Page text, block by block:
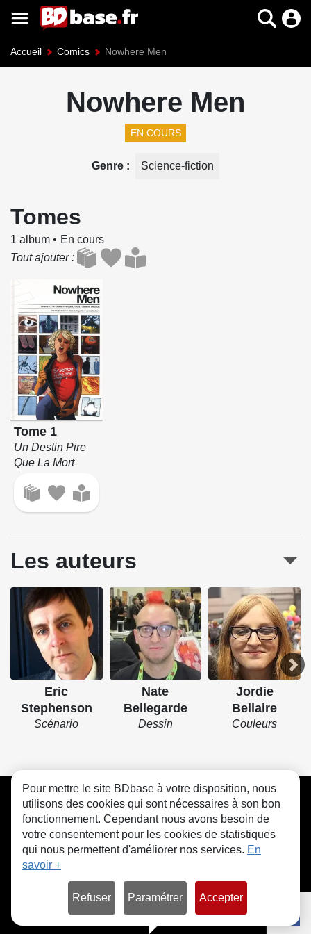
Accueil Comics Nowhere Men
Nowhere Men
EN COURS
Genre Science-fiction
Tomes
1 album
En cours
Tout ajouter
Tome 1
Un Destin Pire
Que La Mort
Les auteurs
Eric
Stephenson
Scénario
Nate
Bellegarde
Dessin
Jordie
Bellaire
Couleurs
CGU FAQ Contact Cookies
Pour mettre le site BDbase à votre disposition, nous
utilisons des cookies qui sont nécessaires à son bon
fonctionnement. Cependant nous avons besoin de
votre consentement pour les cookies de statistiques
qui nous permettent d'améliorer nos services. En
savoir +
Refuser Paramétrer Accepter